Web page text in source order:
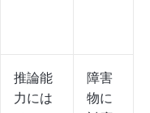
推論能
力には
障害
物に